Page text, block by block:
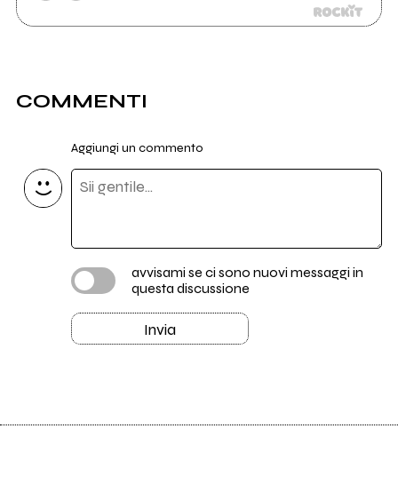
COMMENTI
Aggiungi un commento
avvisami se ci sono nuovi messaggi in
questa discussione
Invia